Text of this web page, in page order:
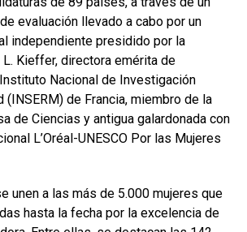
evaluación llevado a cabo por un
independiente presidido por la
Kieffer, directora emérita de
Nacional de Investigación
(INSERM) de Francia, miembro de la
de Ciencias y antigua galardonada con
L’Oréal-UNESCO Por las Mujeres
unen a las más de 5.000 mujeres que
hasta la fecha por la excelencia de